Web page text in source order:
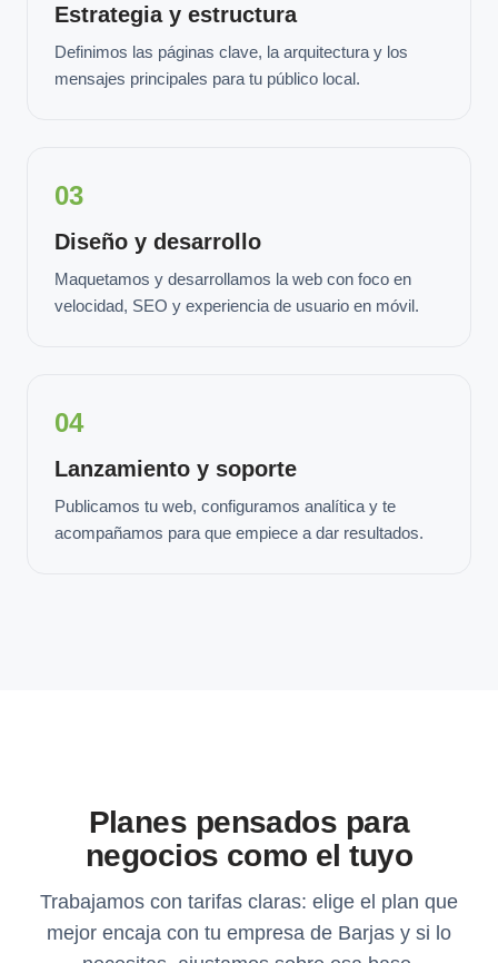
Estrategia y estructura
Definimos las páginas clave, la arquitectura y los
mensajes principales para tu público local.
03
Diseño y desarrollo
Maquetamos y desarrollamos la web con foco en
velocidad, SEO y experiencia de usuario en móvil.
04
Lanzamiento y soporte
Publicamos tu web, configuramos analítica y te
acompañamos para que empiece a dar resultados.
Planes pensados para
negocios como el tuyo
Trabajamos con tarifas claras: elige el plan que
mejor encaja con tu empresa de Barjas y si lo